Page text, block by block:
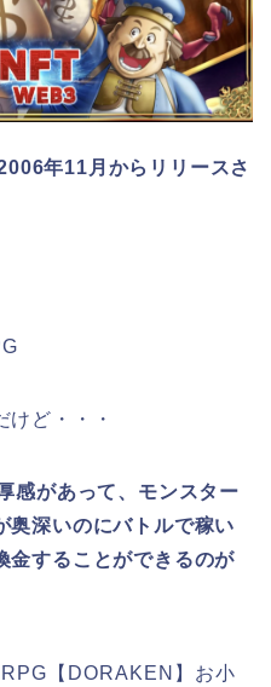
年11月からリリースさ
けど・・・
感があって、モンスター
奥深いのにバトルで稼い
金することができるのが
【DORAKEN】お小